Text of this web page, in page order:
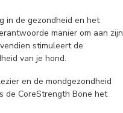
in de gezondheid en het
manier om aan zijn
stimuleert de
van je hond.
en de mondgezondheid
de CoreStrength Bone het